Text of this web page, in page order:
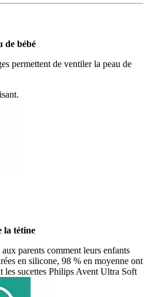
de bébé
permettent de ventiler la peau de
la tétine
parents comment leurs enfants
en silicone, 98 % en moyenne ont
les sucettes Philips Avent Ultra Soft